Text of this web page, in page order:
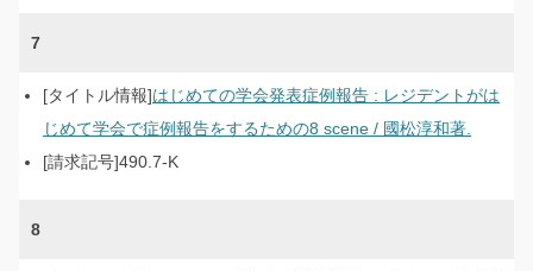
7
はじめての学会発表症例報告 : レジデントがは
じめて学会で症例報告をするための8 scene / 國松淳和著.
490.7-K
8